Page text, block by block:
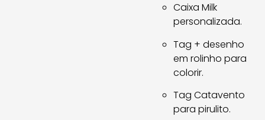
Caixa Milk
personalizada.
Tag + desenho
em rolinho para
colorir.
Tag Catavento
para pirulito.